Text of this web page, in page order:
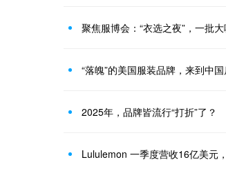
聚焦服博会：“衣选之夜”，一批
“落魄”的美国服装品牌，来到中
2025年，品牌皆流行“打折”了？
Lululemon 一季度营收16亿美元